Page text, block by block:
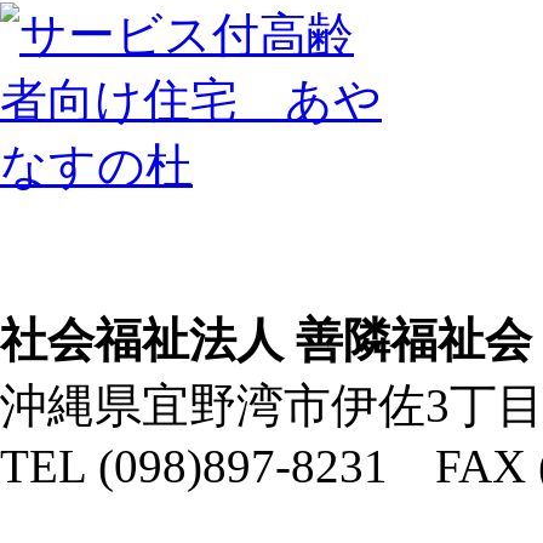
社会福祉法人 善隣福祉会
沖縄県宜野湾市伊佐3丁
TEL (098)897-8231 FAX